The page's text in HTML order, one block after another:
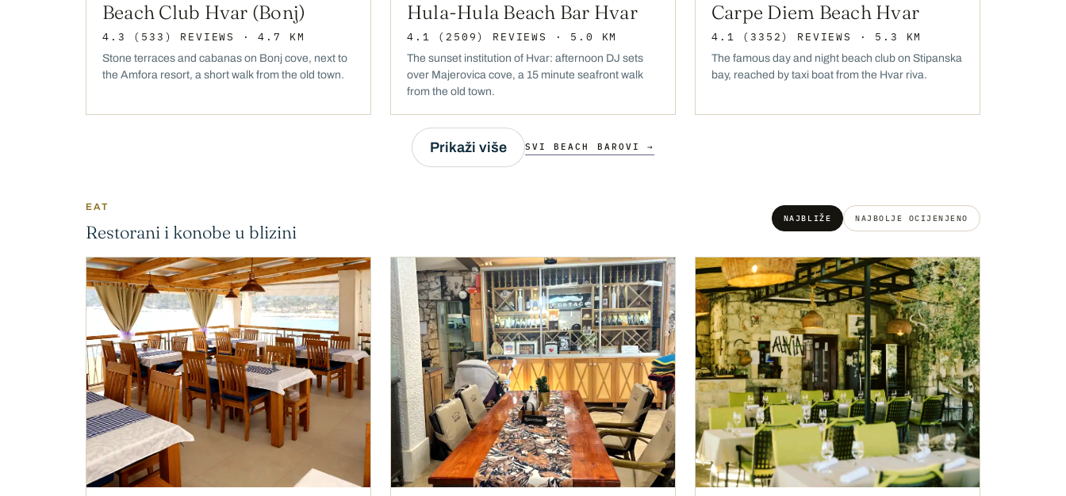
Beach Club Hvar (Bonj)
4.3 (533) REVIEWS · 4.7 KM
Stone terraces and cabanas on Bonj cove, next to
the Amfora resort, a short walk from the old town.
Hula-Hula Beach Bar Hvar
4.1 (2509) REVIEWS · 5.0 KM
The sunset institution of Hvar: afternoon DJ sets
over Majerovica cove, a 15 minute seafront walk
from the old town.
Carpe Diem Beach Hvar
4.1 (3352) REVIEWS · 5.3 KM
The famous day and night beach club on Stipanska
bay, reached by taxi boat from the Hvar riva.
Prikaži više SVI BEACH BAROVI →
EAT
Restorani i konobe u blizini
NAJBLIŽE NAJBOLJE OCIJENJENO